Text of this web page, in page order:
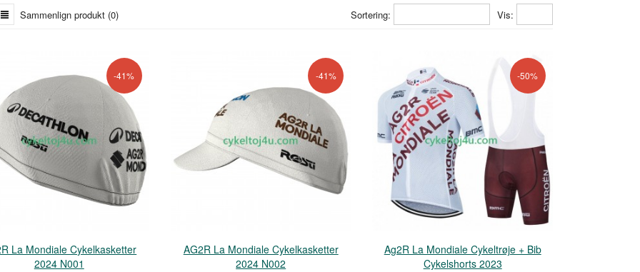
Vis:
Sortering:
Sammenlign produkt (0)
-41%
La Mondiale Cykelkasketter
2024 N001
-41%
AG2R La Mondiale Cykelkasketter
2024 N002
-50%
Ag2R La Mondiale Cykeltrøje + Bib
Cykelshorts 2023